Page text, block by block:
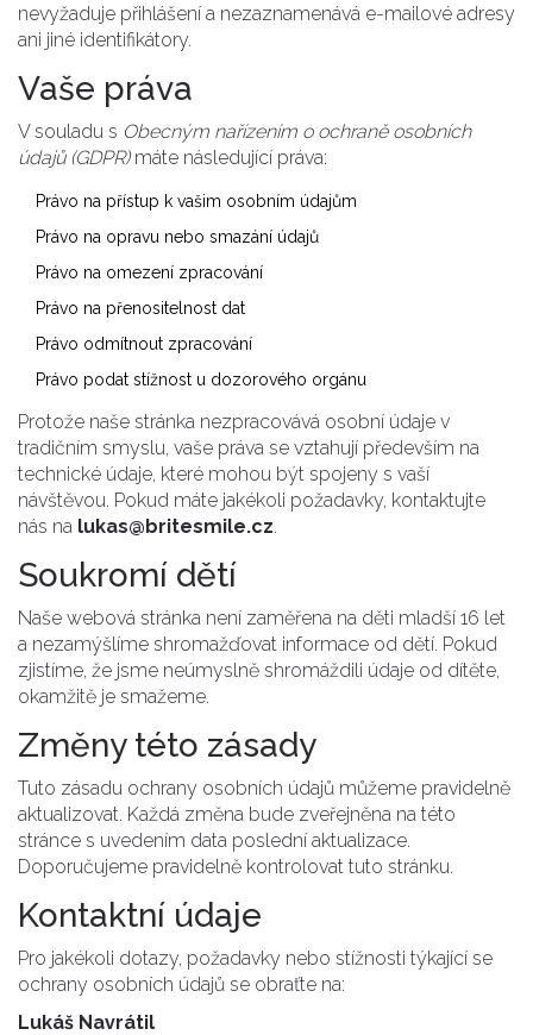
nevyžaduje přihlášení a nezaznamenává e-mailové adresy
ani jiné identifikátory.
Vaše práva
V souladu s Obecným nařízením o ochraně osobních
údajů (GDPR)máte následující práva:
Právo na přístup k vašim osobním údajům
Právo na opravu nebo smazání údajů
Právo na omezení zpracování
Právo na přenositelnost dat
Právo odmítnout zpracování
Právo podat stížnost u dozorového orgánu
Protože naše stránka nezpracovává osobní údaje v
tradičním smyslu, vaše práva se vztahují především na
technické údaje, které mohou být spojeny s vaší
návštěvou. Pokud máte jakékoli požadavky, kontaktujte
nás na lukas@britesmile.cz.
Soukromí dětí
Naše webová stránka není zaměřena na děti mladší 16 let
a nezamýšlíme shromažďovat informace od dětí. Pokud
zjistíme, že jsme neúmyslně shromáždili údaje od dítěte,
okamžitě je smažeme.
Změny této zásady
Tuto zásadu ochrany osobních údajů můžeme pravidelně
aktualizovat. Každá změna bude zveřejněna na této
stránce s uvedením data poslední aktualizace.
Doporučujeme pravidelně kontrolovat tuto stránku.
Kontaktní údaje
Pro jakékoli dotazy, požadavky nebo stížnosti týkající se
ochrany osobních údajů se obraťte na:
Lukáš Navrátil